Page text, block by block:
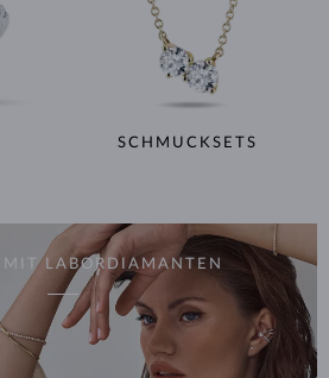
SCHMUCKSETS
MIT LABORDIAMANTEN